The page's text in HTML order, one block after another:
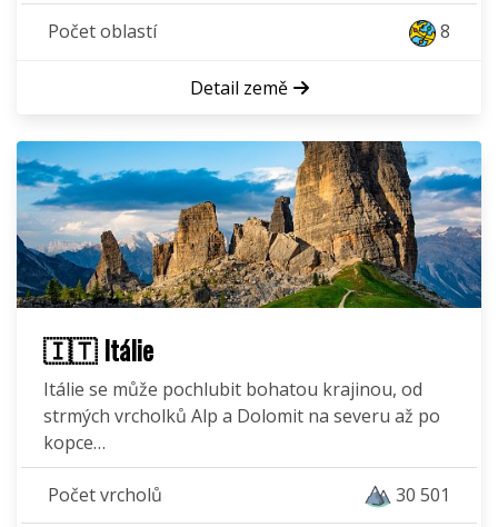
Počet oblastí 8
Detail země
🇮🇹 Itálie
Itálie se může pochlubit bohatou krajinou, od
strmých vrcholků Alp a Dolomit na severu až po
kopce…
Počet vrcholů 30 501